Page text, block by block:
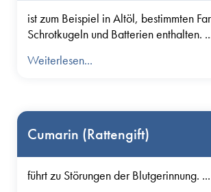
Tierarzt folgende Informationen:
Welcher Giftstoff wurde
Auf welchem Weg wurde das Gift
(oral, perkutan, inhaliert)?
Wie häufig wurde das Gift
Wir haben hier besonderes Augenmerk
mit behandelt. Die Liste der Giftstoffe
vollständig sein.
ist zum Beispiel in Altöl, bestimmten
Schrotkugeln und Batterien enthalten.
Weiterlesen...
Cumarin (Rattengift)
führt zu Störungen der Blutgerinnung. ...